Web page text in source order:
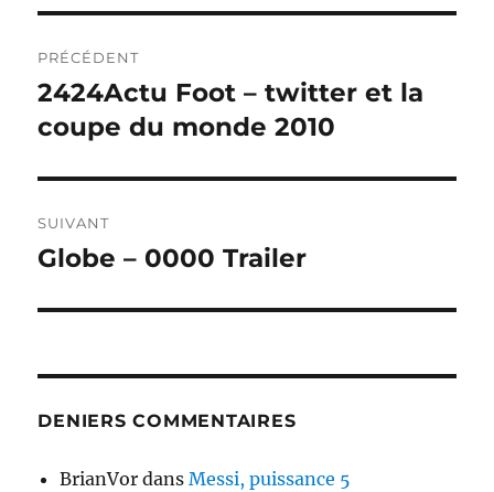
de
l’article
PRÉCÉDENT
Publication
précédente :
2424Actu Foot – twitter et la
coupe du monde 2010
SUIVANT
Publication
Globe – 0000 Trailer
DENIERS COMMENTAIRES
BrianVor dansMessi, puissance 5